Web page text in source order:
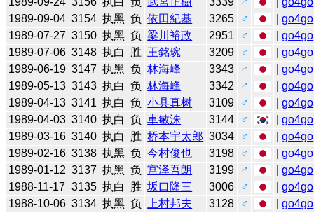
1989-09-04 3154 执黑 负 依田紀基 3265 ♂ |go4go
1989-07-27 3150 执黑 负 梁川裕政 2951 ♂ |go4go
1989-07-06 3148 执白 胜 王銘琬 3209 ♂ |go4go
1989-06-19 3147 执黑 负 林海峰 3343 ♂ |go4go
1989-05-13 3143 执白 负 林海峰 3342 ♂ |go4go
1989-04-13 3141 执白 负 小县真树 3109 ♂ |go4go
1989-04-03 3140 执白 负 車敏洙 3144 ♂ |go4go
1989-03-16 3140 执白 胜 桥本宇太郎 3034 ♂ |go4go
1989-02-16 3138 执黑 负 今村俊也 3198 ♂ |go4go
1989-01-12 3137 执黑 负 宫泽吾朗 3199 ♂ |go4go
1988-11-17 3135 执白 胜 坂口隆三 3006 ♂ |go4go
1988-10-06 3134 执黑 负 上村邦夫 3128 ♂ |go4go